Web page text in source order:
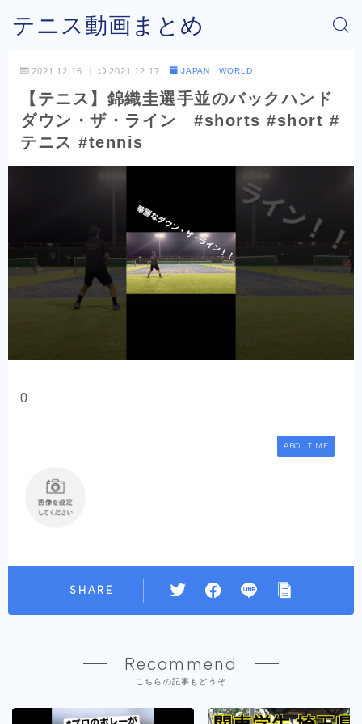
テニス動画まとめ
2021.12.16 2021.12.17 JAPAN WORLD
【テニス】錦織圭選手並のバックハンド
ダウン・ザ・ライン #shorts #short #
テニス #tennis
0
ABOUT ME
SHARE
Recommend
こちらの記事もどうぞ